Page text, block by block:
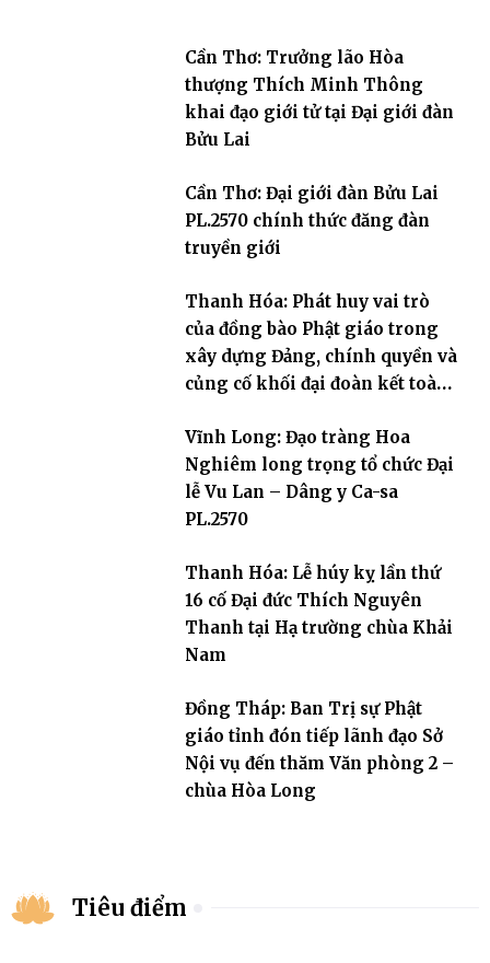
Cần Thơ: Trưởng lão Hòa
thượng Thích Minh Thông
khai đạo giới tử tại Đại giới đàn
Bửu Lai
Cần Thơ: Đại giới đàn Bửu Lai
PL.2570 chính thức đăng đàn
truyền giới
Thanh Hóa: Phát huy vai trò
của đồng bào Phật giáo trong
xây dựng Đảng, chính quyền và
củng cố khối đại đoàn kết toàn
Vĩnh Long: Đạo tràng Hoa
Nghiêm long trọng tổ chức Đại
lễ Vu Lan – Dâng y Ca-sa
PL.2570
Thanh Hóa: Lễ húy kỵ lần thứ
16 cố Đại đức Thích Nguyên
Thanh tại Hạ trường chùa Khải
Nam
Đồng Tháp: Ban Trị sự Phật
giáo tỉnh đón tiếp lãnh đạo Sở
Nội vụ đến thăm Văn phòng 2 –
chùa Hòa Long
Tiêu điểm